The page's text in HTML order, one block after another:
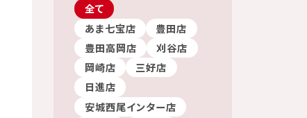
全て
あま七宝店
豊田店
豊田高岡店
刈谷店
岡崎店
三好店
日進店
安城西尾インター店